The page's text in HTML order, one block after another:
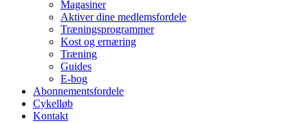
Magasiner
Aktiver dine medlemsfordele
Træningsprogrammer
Kost og ernæring
Træning
Guides
E-bog
Abonnementsfordele
Cykelløb
Kontakt